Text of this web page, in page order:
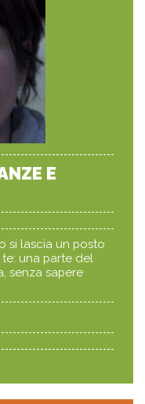
E
si lascia un posto
una parte del
senza sapere